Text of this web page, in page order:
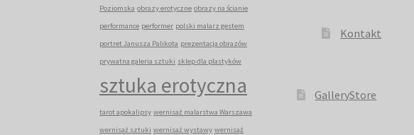
Poziomska obrazy erotyczne obrazy na ścianie
performance performer polski malarz gestem
portret Janusza Palikota prezentacja obrazów
prywatna galeria sztuki sklep dla plastyków
sztuka erotyczna
tarot apokalipsy wernisaż malarstwa Warszawa
wernisaż sztuki wernisaż wystawy wernisaż
Kontakt
GalleryStore